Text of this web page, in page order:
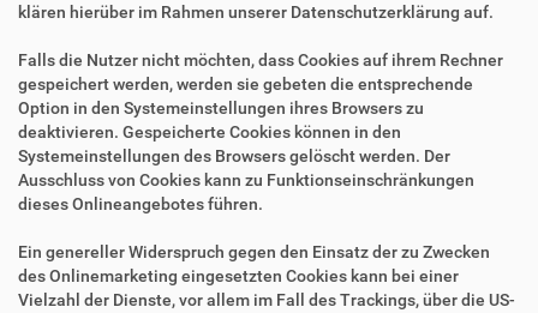
klären hierüber im Rahmen unserer Datenschutzerklärung auf.
Falls die Nutzer nicht möchten, dass Cookies auf ihrem Rechner
gespeichert werden, werden sie gebeten die entsprechende
Option in den Systemeinstellungen ihres Browsers zu
deaktivieren. Gespeicherte Cookies können in den
Systemeinstellungen des Browsers gelöscht werden. Der
Ausschluss von Cookies kann zu Funktionseinschränkungen
dieses Onlineangebotes führen.
Ein genereller Widerspruch gegen den Einsatz der zu Zwecken
des Onlinemarketing eingesetzten Cookies kann bei einer
Vielzahl der Dienste, vor allem im Fall des Trackings, über die US-